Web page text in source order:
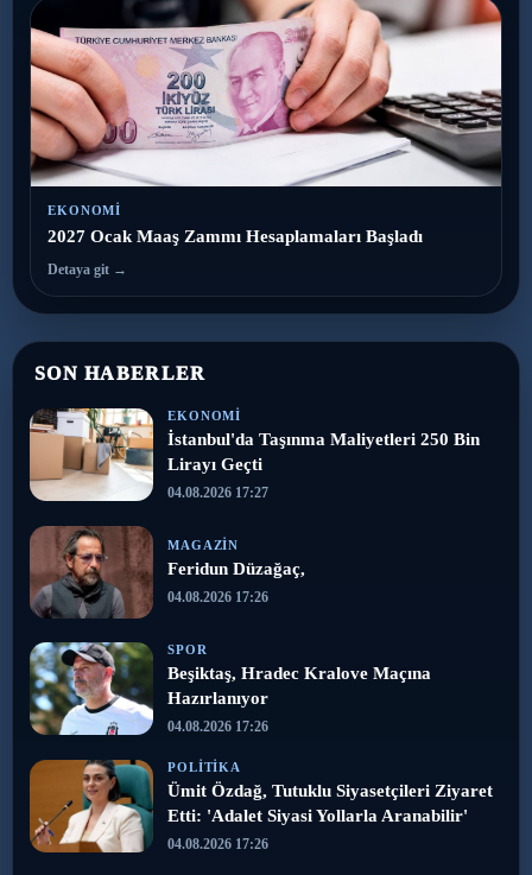
EKONOMI
2027 Ocak Maaş Zammı Hesaplamaları Başladı
Detaya git →
SON HABERLER
EKONOMI
İstanbul'da Taşınma Maliyetleri 250 Bin
Lirayı Geçti
04.08.2026 17:27
MAGAZIN
Feridun Düzağaç,
04.08.2026 17:26
SPOR
Beşiktaş, Hradec Kralove Maçına
Hazırlanıyor
04.08.2026 17:26
POLITIKA
Ümit Özdağ, Tutuklu Siyasetçileri Ziyaret
Etti: 'Adalet Siyasi Yollarla Aranabilir'
04.08.2026 17:26